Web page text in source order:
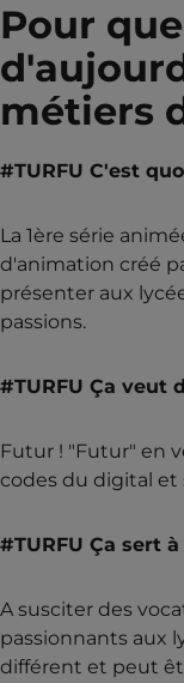
Pour
métiers
#TURFU C'est
La 1ère série
d'animation créé
présenter aux
passions.
#TURFU Ça veut
Futur ! "Futur" en
codes du digital et
#TURFU Ça sert
A susciter des
passionnants aux
différent et peut